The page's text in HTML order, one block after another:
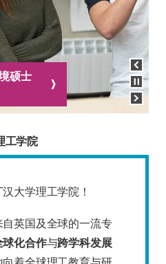
View previous slide
Pause carousel
View next slide
硕士
工学院
大学理工学院！
英国及全球的一流专
球化合作与跨学科发展